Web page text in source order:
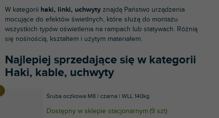
W kategorii haki, linki, uchwyty znajdą Państwo urządzenia
mocujące do efektów świetlnych, które służą do montażu
wszystkich typów oświetlenia na rampach lub statywach. Różnią
się nośnością, kształtem i użytym materiałem.
Najlepiej sprzedające się w kategorii
Haki, kable, uchwyty
Śruba oczkowa M8 | czarna | WLL 140kg
Dostępny w sklepie stacjonarnym(9 szt)